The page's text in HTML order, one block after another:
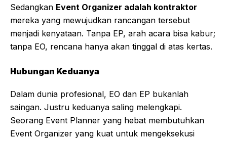
Sedangkan Event Organizer adalah kontraktor
mereka yang mewujudkan rancangan tersebut
menjadi kenyataan. Tanpa EP, arah acara bisa kabur;
tanpa EO, rencana hanya akan tinggal di atas kertas.
Hubungan Keduanya
Dalam dunia profesional, EO dan EP bukanlah
saingan. Justru keduanya saling melengkapi.
Seorang Event Planner yang hebat membutuhkan
Event Organizer yang kuat untuk mengeksekusi